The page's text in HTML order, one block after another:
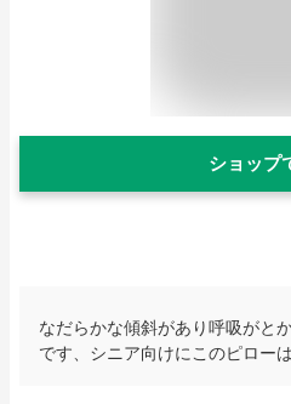
ショップ
なだらかな傾斜があり呼吸がと
です、シニア向けにこのピロー